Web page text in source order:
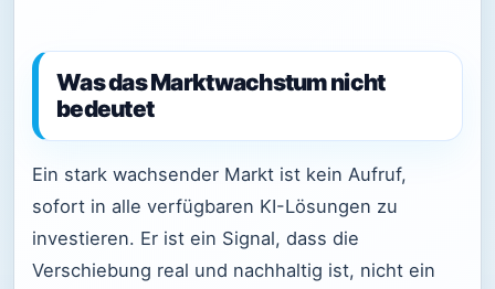
Was das Marktwachstum nicht
bedeutet
Ein stark wachsender Markt ist kein Aufruf,
sofort in alle verfügbaren KI-Lösungen zu
investieren. Er ist ein Signal, dass die
Verschiebung real und nachhaltig ist, nicht ein